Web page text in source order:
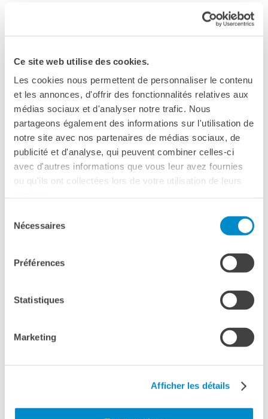
Ce site web utilise des cookies.
Les cookies nous permettent de personnaliser le contenu
et les annonces, d'offrir des fonctionnalités relatives aux
médias sociaux et d'analyser notre trafic. Nous
partageons également des informations sur l'utilisation de
notre site avec nos partenaires de médias sociaux, de
publicité et d'analyse, qui peuvent combiner celles-ci
avec d'autres informations que vous leur avez fournies
ou qu'ils ont collectées lors de votre utilisation de leurs
Nécessaires
Préférences
Statistiques
Marketing
Afficher les détails